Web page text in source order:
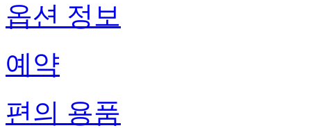
옵션 정보
예약
편의 용품